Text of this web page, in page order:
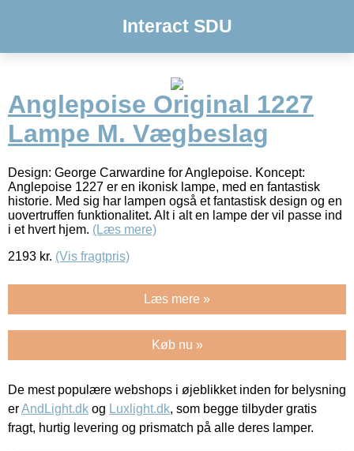
Interact SDU
Anglepoise Original 1227
Lampe M. Vægbeslag
Design: George Carwardine for Anglepoise. Koncept:
Anglepoise 1227 er en ikonisk lampe, med en fantastisk
historie. Med sig har lampen også et fantastisk design og en
uovertruffen funktionalitet. Alt i alt en lampe der vil passe ind
i et hvert hjem. (Læs mere)
2193 kr. (Vis fragtpris)
Læs mere »
Køb nu »
De mest populære webshops i øjeblikket inden for belysning
erAndLight.dk og Luxlight.dk, som begge tilbyder gratis
fragt, hurtig levering og prismatch på alle deres lamper.